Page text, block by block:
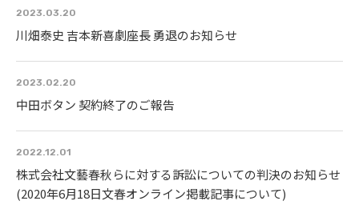
2023.03.20
川畑泰史 吉本新喜劇座長 勇退のお知らせ
2023.02.20
中田ボタン 契約終了のご報告
2022.12.01
株式会社文藝春秋らに対する訴訟についての判決のお知らせ
(2020年6月18日文春オンライン掲載記事について)